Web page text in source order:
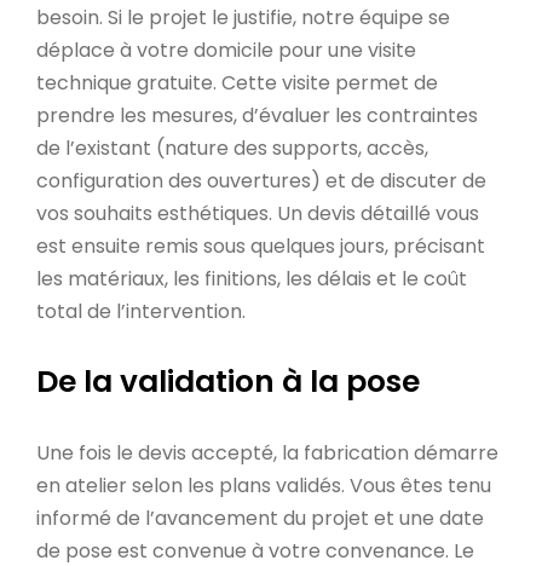
besoin. Si le projet le justifie, notre équipe se
déplace à votre domicile pour une visite
technique gratuite. Cette visite permet de
prendre les mesures, d’évaluer les contraintes
de l’existant (nature des supports, accès,
configuration des ouvertures) et de discuter de
vos souhaits esthétiques. Un devis détaillé vous
est ensuite remis sous quelques jours, précisant
les matériaux, les finitions, les délais et le coût
total de l’intervention.
De la validation à la pose
Une fois le devis accepté, la fabrication démarre
en atelier selon les plans validés. Vous êtes tenu
informé de l’avancement du projet et une date
de pose est convenue à votre convenance. Le